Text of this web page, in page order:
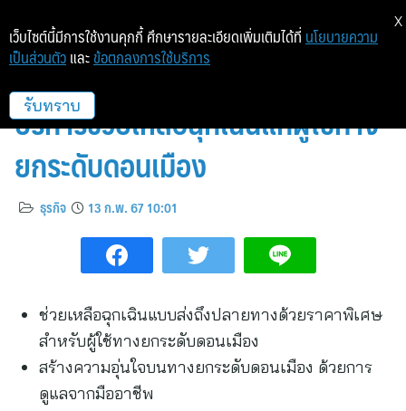
DMT ควงแขน สไมล์ลี่ ยกระดับ
บริการช่วยเหลือฉุกเฉินแก่ผู้ใช้ทาง
ยกระดับดอนเมือง
ธุรกิจ 13 ก.พ. 67 10:01
ช่วยเหลือฉุกเฉินแบบส่งถึงปลายทางด้วยราคาพิเศษ
สำหรับผู้ใช้ทางยกระดับดอนเมือง
สร้างความอุ่นใจบนทางยกระดับดอนเมือง ด้วยการ
ดูแลจากมืออาชีพ
เว็บไซต์นี้มีการใช้งานคุกกี้ ศึกษารายละเอียดเพิ่มเติมได้ที่ นโยบายความ
เป็นส่วนตัว และ ข้อตกลงการใช้บริการ
รับทราบ
X